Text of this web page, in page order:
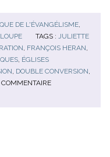
DE L'ÉVANGÉLISME,
TAGS : JULIETTE
, FRANÇOIS HERAN,
, ÉGLISES
, DOUBLE CONVERSION,
COMMENTAIRE